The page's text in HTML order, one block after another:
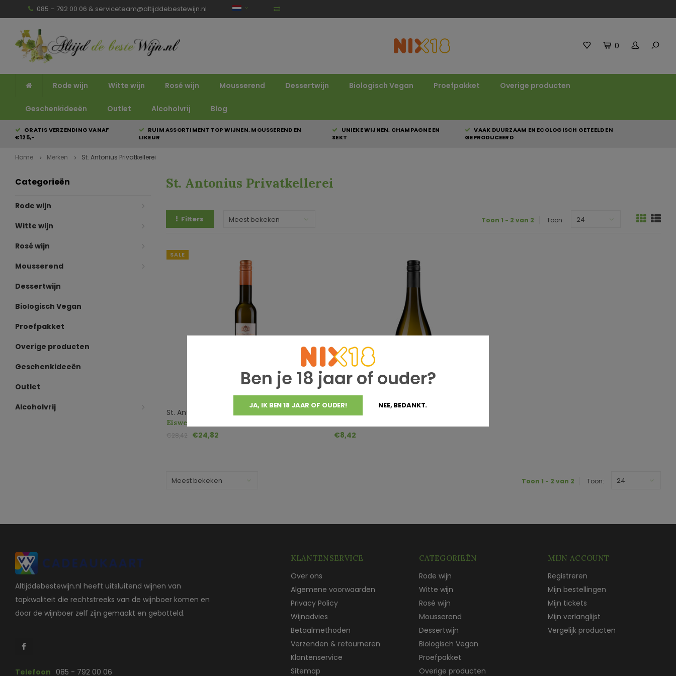
085 – 792 00 06 & serviceteam@altijddebestewijn.nl
0
Rode wijn Witte wijn Rosé wijn Mousserend Dessertwijn Biologisch Vegan Proefpakket Overige producten
Geschenkideeën Outlet Alcoholvrij Blog
GRATIS VERZENDING VANAF
€125,-
RUIM ASSORTIMENT TOP WIJNEN, MOUSSEREND EN
LIKEUR
UNIEKE WIJNEN, CHAMPAGNE EN
SEKT
VAAK DUURZAAM EN ECOLOGISCH GETEELD EN
GEPRODUCEERD
Ben je 18 jaar of ouder?
JA, IK BEN 18 JAAR OF OUDER! NEE, BEDANKT.
Home Merken St. Antonius Privatkellerei
Categorieën
Rode wijn
Witte wijn
Rosé wijn
Mousserend
Dessertwijn
Biologisch Vegan
Proefpakket
Overige producten
Geschenkideeën
Outlet
Alcoholvrij
St. Antonius Privatkellerei
Filters Meest bekeken Toon 1 - 2 van 2 Toon: 24
SALE
St. Antonius Privatkellerei
Eiswein Chardonnay Rheinhessen
€28,42 €24,82 €8,42
Meest bekeken Toon 1 - 2 van 2 Toon: 24
Altijddebestewijn.nl heeft uitsluitend wijnen van
topkwaliteit die rechtstreeks van de wijnboer komen en
door de wijnboer zelf zijn gemaakt en gebotteld.
Telefoon 085 - 792 00 06
KLANTENSERVICE
Over ons
Algemene voorwaarden
Privacy Policy
Wijnadvies
Betaalmethoden
Verzenden & retourneren
Klantenservice
Sitemap
CATEGORIEËN
Rode wijn
Witte wijn
Rosé wijn
Mousserend
Dessertwijn
Biologisch Vegan
Proefpakket
Overige producten
MIJN ACCOUNT
Registreren
Mijn bestellingen
Mijn tickets
Mijn verlanglijst
Vergelijk producten